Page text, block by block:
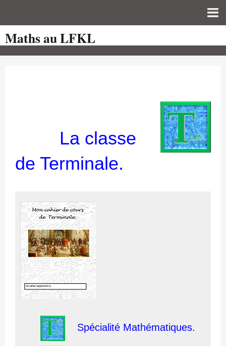
Page d'accueil
Pour les Profs
Sujets de bac
Orientation
Maths au LFKL
La classe
de Terminale.
Spécialité Mathématiques.